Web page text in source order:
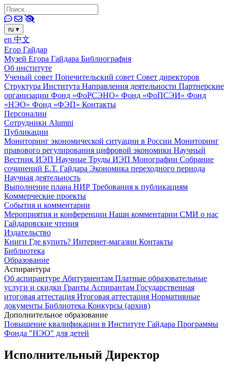
ru ▾
en 中文
Егор Гайдар
Музей Егора Гайдара Библиография
Об институте
Ученый совет Попечительский совет Совет директоров
Структура Института Направления деятельности Партнерские
организации Фонд «ФоРСЭНО» Фонд «ФоПСЭИ» Фонд
«НЭО» Фонд «ФЭП» Контакты
Персоналии
Сотрудники Alumni
Публикации
Мониторинг экономической ситуации в России Мониторинг
правового регулирования цифровой экономики Научный
Вестник ИЭП Научные Труды ИЭП Монографии Собрание
сочинений Е.Т. Гайдара Экономика переходного периода
Научная деятельность
Выполнение плана НИР Требования к публикациям
Коммерческие проекты
События и комментарии
Мероприятия и конференции Наши комментарии СМИ о нас
Гайдаровские чтения
Издательство
Книги Где купить? Интернет-магазин Контакты
Библиотека
Образование
Аспирантура
Об аспирантуре Абитуриентам Платные образовательные
услуги и скидки Гранты Аспирантам Государственная
итоговая аттестация Итоговая аттестация Нормативные
документы Библиотека Конкурсы (архив)
Дополнительное образование
Повышение квалификации в Институте Гайдара Программы
Фонда "НЭО" для детей
Исполнительный Директор